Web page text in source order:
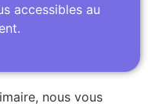
accessibles au
nous vous